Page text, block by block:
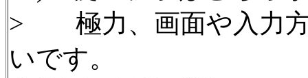
> 極力、画面や入力方
いです。